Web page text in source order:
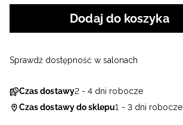
Dodaj do koszyka
Czas dostawy2 - 4 dni robocze
Czas dostawy do sklepu1 - 3 dni robocze
Sprawdź dostępność w salonach